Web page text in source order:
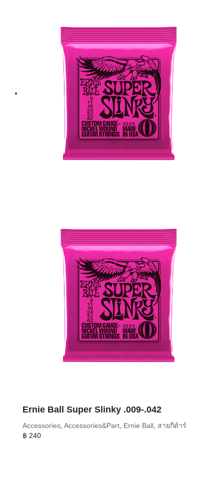
Ernie Ball Super Slinky .009-.042
Accessories Accessories&Part Ernie Ball สายกีต้าร์
฿ 240